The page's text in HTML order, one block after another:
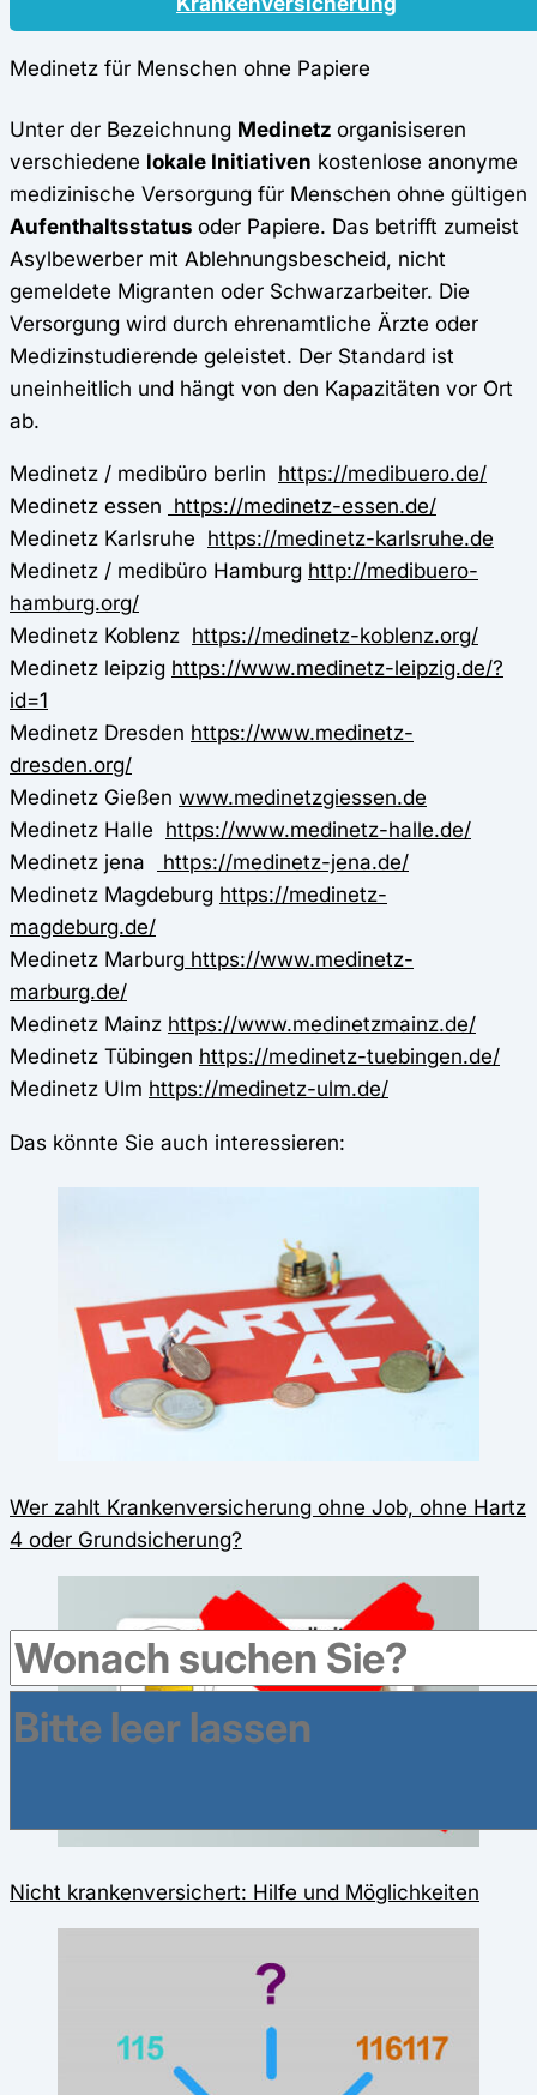
Medinetz für Menschen ohne Papiere
Unter der Bezeichnung Medinetz organisiseren
verschiedene lokale Initiativen kostenlose anonyme
medizinische Versorgung für Menschen ohne gültigen
Aufenthaltsstatus oder Papiere. Das betrifft zumeist
Asylbewerber mit Ablehnungsbescheid, nicht
gemeldete Migranten oder Schwarzarbeiter. Die
Versorgung wird durch ehrenamtliche Ärzte oder
Medizinstudierende geleistet. Der Standard ist
uneinheitlich und hängt von den Kapazitäten vor Ort
ab.
Medinetz / medibüro berlin https://medibuero.de/
Medinetz essen https://medinetz-essen.de/
Medinetz Karlsruhe https://medinetz-karlsruhe.de
Medinetz / medibüro Hamburg http://medibuero-
hamburg.org/
Medinetz Koblenz https://medinetz-koblenz.org/
Medinetz leipzig https://www.medinetz-leipzig.de/?
id=1
Medinetz Dresden https://www.medinetz-
dresden.org/
Medinetz Gießen www.medinetzgiessen.de
Medinetz Halle https://www.medinetz-halle.de/
Medinetz jena
https://medinetz-jena.de/
Medinetz Magdeburg https://medinetz-
magdeburg.de/
Medinetz Marburg https://www.medinetz-
marburg.de/
Medinetz Mainz https://www.medinetzmainz.de/
Medinetz Tübingen https://medinetz-tuebingen.de/
Medinetz Ulm https://medinetz-ulm.de/
Das könnte Sie auch interessieren:
Wer zahlt Krankenversicherung ohne Job, ohne Hartz
4 oder Grundsicherung?
Nicht krankenversichert: Hilfe und Möglichkeiten